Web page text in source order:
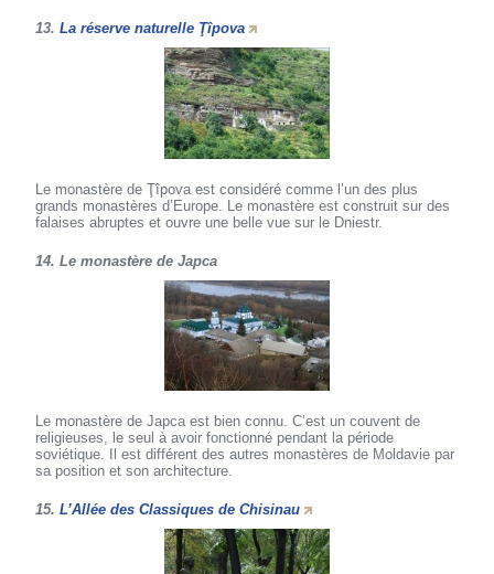
13.La réserve naturelle Ţîpova
Le monastère de Ţîpova est considéré comme l’un des plus
grands monastères d’Europe. Le monastère est construit sur des
falaises abruptes et ouvre une belle vue sur le Dniestr.
14. Le monastère de Japca
Le monastère de Japca est bien connu. C’est un couvent de
religieuses, le seul à avoir fonctionné pendant la période
soviétique. Il est différent des autres monastères de Moldavie par
sa position et son architecture.
15.L’Allée des Classiques de Chisinau